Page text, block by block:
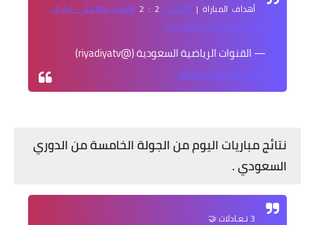
أهداف المباراة |#الاهلي2 : 2 #الشباب#الاهلي_الشباب
pic.twitter.com/OLZe5UHrDl
— القنوات الرياضية السعودية (@riyadiyatv)
November 23, 2020
نتائج مباريات اليوم من الجولة الخامسة من الدوري
السعودي .
3 تـعـادلات 🤝